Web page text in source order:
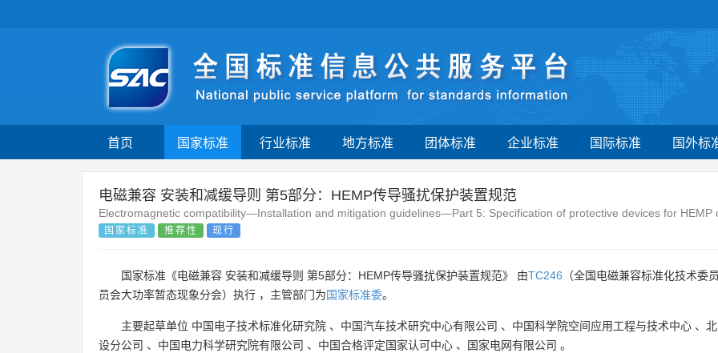
首页 国家标准 行业标准 地方标准 团体标准 企业标准 国际标准 国外标
电磁兼容 安装和减缓导则 第5部分：HEMP传导骚扰保护装置规范
Electromagnetic compatibility—Installation and mitigation guidelines—Part 5: Specification of protective devices for HEMP
国家标准 推荐性 现行
国家标准《电磁兼容 安装和减缓导则 第5部分：HEMP传导骚扰保护装置规范》 由TC246 （全国电磁兼容标准化技术委
员会大功率暂态现象分会）执行 ，主管部门为国家标准委。
主要起草单位 中国电子技术标准化研究院 、 中国汽车技术研究中心有限公司 、 中国科学院空间应用工程与技术中心 、
设分公司 、 中国电力科学研究院有限公司 、 中国合格评定国家认可中心 、 国家电网有限公司 。